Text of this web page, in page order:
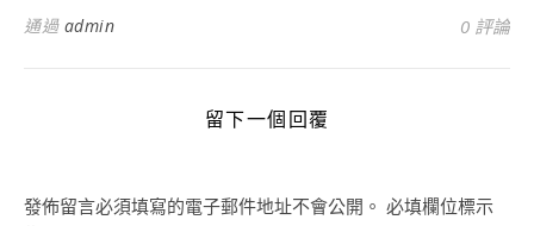
通過 admin 0 評論
留下一個回覆
發佈留言必須填寫的電子郵件地址不會公開。 必填欄位標示